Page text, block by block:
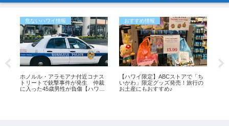
危ないハワイ情報
ホノルル・アラモアナ付近コナス
トリートで銃撃事件が発生 仲裁
に入った45歳男性が負傷【ハワイ
おすすめ情報
【ハワイ限定】ABCストアで「ち
いかわ」限定グッズ発売！旅行の
お土産にもおすすめ♪